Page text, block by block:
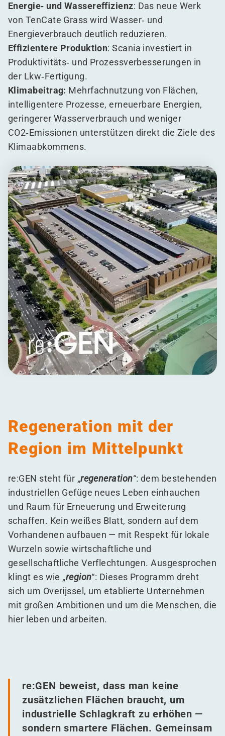
Energie‑ und Wassereffizienz: Das neue Werk
von TenCate Grass wird Wasser‑ und
Energieverbrauch deutlich reduzieren.
Effizientere Produktion: Scania investiert in
Produktivitäts‑ und Prozessverbesserungen in
der Lkw‑Fertigung.
Klimabeitrag: Mehrfachnutzung von Flächen,
intelligentere Prozesse, erneuerbare Energien,
geringerer Wasserverbrauch und weniger
CO2‑Emissionen unterstützen direkt die Ziele des
Klimaabkommens.
Regeneration mit der
Region im Mittelpunkt
re:GEN steht für „regeneration“: dem bestehenden
industriellen Gefüge neues Leben einhauchen
und Raum für Erneuerung und Erweiterung
schaffen. Kein weißes Blatt, sondern auf dem
Vorhandenen aufbauen — mit Respekt für lokale
Wurzeln sowie wirtschaftliche und
gesellschaftliche Verflechtungen. Ausgesprochen
klingt es wie „region“: Dieses Programm dreht
sich um Overijssel, um etablierte Unternehmen
mit großen Ambitionen und um die Menschen, die
hier leben und arbeiten.
re:GEN beweist, dass man keine
zusätzlichen Flächen braucht, um
industrielle Schlagkraft zu erhöhen —
sondern smartere Flächen. Gemeinsam